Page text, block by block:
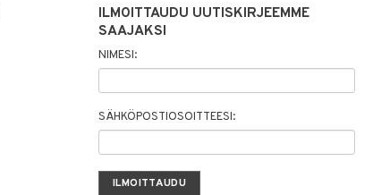
ILMOITTAUDU UUTISKIRJEEMME
SAAJAKSI
NIMESI:
SÄHKÖPOSTIOSOITTEESI: